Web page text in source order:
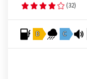
(32)
D C